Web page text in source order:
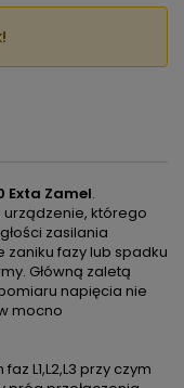
Exta Zamel.
urządzenie, którego
zasilania
fazy lub spadku
Główną zaletą
napięcia nie
mocno
L1,L2,L3 przy czym